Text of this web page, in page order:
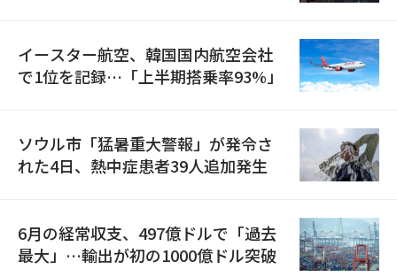
イースター航空、韓国国内航空会社
で1位を記録…「上半期搭乗率93%」
ソウル市「猛暑重大警報」が発令さ
れた4日、熱中症患者39人追加発生
6月の経常収支、497億ドルで「過去
最大」…輸出が初の1000億ドル突破